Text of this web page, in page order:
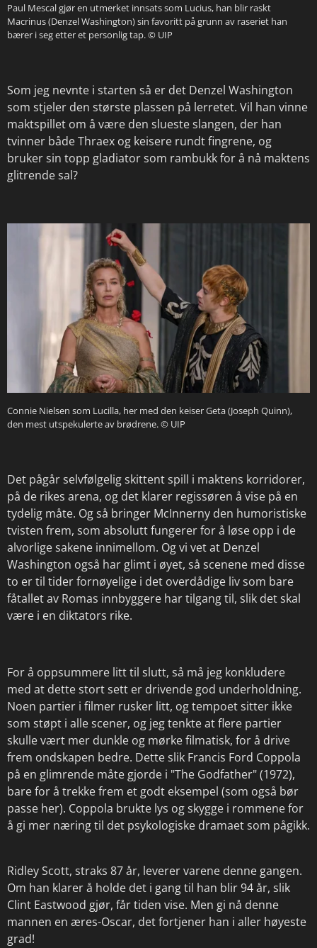
Paul Mescal gjør en utmerket innsats som Lucius, han blir raskt
Macrinus (Denzel Washington) sin favoritt på grunn av raseriet han
bærer i seg etter et personlig tap.© UIP
Som jeg nevnte i starten så er det Denzel Washington
som stjeler den største plassen på lerretet. Vil han vinne
maktspillet om å være den slueste slangen, der han
tvinner både Thraex og keisere rundt fingrene, og
bruker sin topp gladiator som rambukk for å nå maktens
glitrende sal?
Connie Nielsen som Lucilla, her med den keiser Geta (Joseph Quinn),
den mest utspekulerte av brødrene.© UIP
Det pågår selvfølgelig skittent spill i maktens korridorer,
på de rikes arena, og det klarer regissøren å vise på en
tydelig måte. Og så bringer McInnerny den humoristiske
tvisten frem, som absolutt fungerer for å løse opp i de
alvorlige sakene innimellom. Og vi vet at Denzel
Washington også har glimt i øyet, så scenene med disse
to er til tider fornøyelige i det overdådige liv som bare
fåtallet av Romas innbyggere har tilgang til, slik det skal
være i en diktators rike.
For å oppsummere litt til slutt, så må jeg konkludere
med at dette stort sett er drivende god underholdning.
Noen partier i filmer rusker litt, og tempoet sitter ikke
som støpt i alle scener, og jeg tenkte at flere partier
skulle vært mer dunkle og mørke filmatisk, for å drive
frem ondskapen bedre. Dette slik Francis Ford Coppola
på en glimrende måte gjorde i "The Godfather" (1972),
bare for å trekke frem et godt eksempel (som også bør
passe her). Coppola brukte lys og skygge i rommene for
å gi mer næring til det psykologiske dramaet som pågikk.
Ridley Scott, straks 87 år, leverer varene denne gangen.
Om han klarer å holde det i gang til han blir 94 år, slik
Clint Eastwood gjør, får tiden vise. Men gi nå denne
mannen en æres-Oscar, det fortjener han i aller høyeste
grad!